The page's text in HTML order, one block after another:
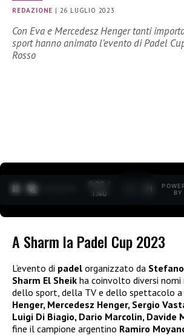
REDAZIONE | 26 LUGLIO 2023
Con Eva e Mercedesz Henger tanti
sport hanno animato l’evento di Padel
Rosso
0:21 /
1:40
BY
A Sharm la Padel Cup 2023
L’evento di padel organizzato da
Sharm El Sheik ha coinvolto diversi
dello sport, della TV e dello spettacolo a
Henger, Mercedesz Henger, Sergio
Luigi Di Biagio, Dario Marcolin, Davide
fine il campione argentino Ramiro